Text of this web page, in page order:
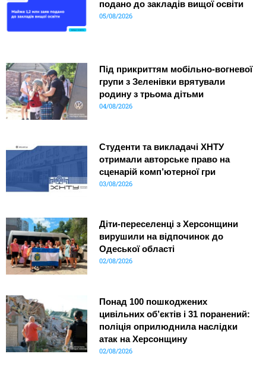
подано до закладів вищої освіти
05/08/2026
Під прикриттям мобільно-вогневої
групи з Зеленівки врятували
родину з трьома дітьми
04/08/2026
Студенти та викладачі ХНТУ
отримали авторське право на
сценарій комп’ютерної гри
03/08/2026
Діти-переселенці з Херсонщини
вирушили на відпочинок до
Одеської області
02/08/2026
Понад 100 пошкоджених
цивільних об’єктів і 31 поранений:
поліція оприлюднила наслідки
атак на Херсонщину
02/08/2026